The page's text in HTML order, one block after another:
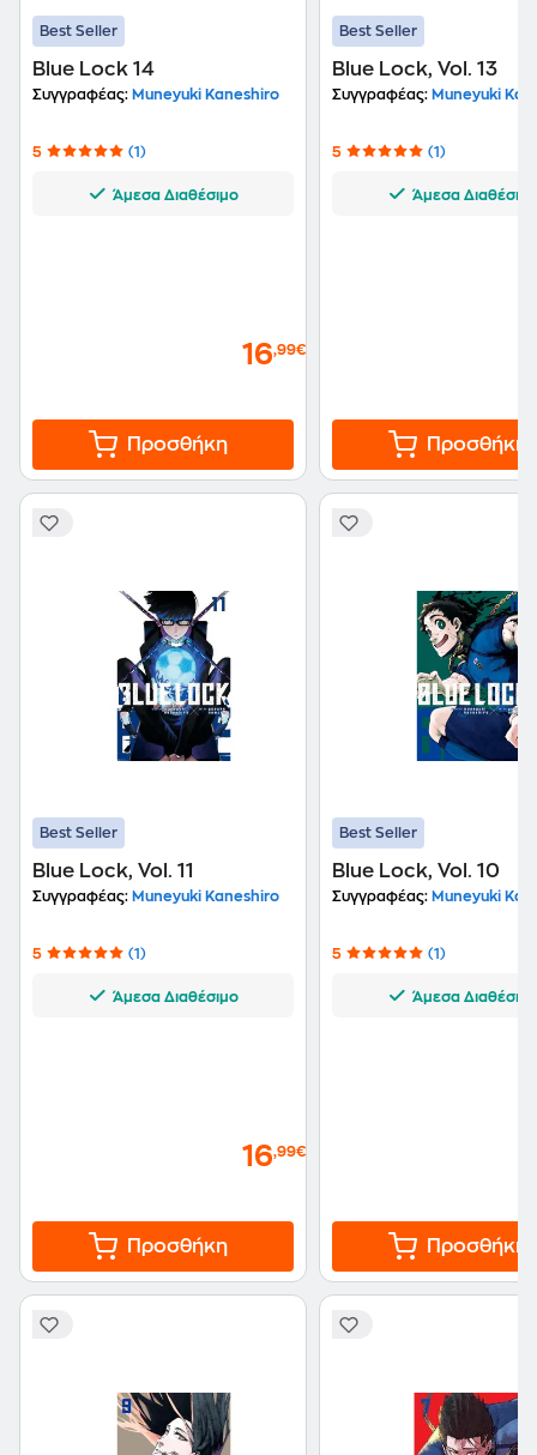
Best Seller
Blue Lock 14
Συγγραφέας: Muneyuki Kaneshiro
5 (1)
Άμεσα Διαθέσιμο
16,99€
Προσθήκη
Best Seller
Blue Lock, Vol. 13
Συγγραφέας: Muneyuki
5 (1)
Άμεσα Διαθέσιμο
Προσθήκη
Best Seller
Blue Lock, Vol. 11
Συγγραφέας: Muneyuki Kaneshiro
5 (1)
Άμεσα Διαθέσιμο
16,99€
Προσθήκη
Best Seller
Blue Lock, Vol. 10
Συγγραφέας: Muneyuki
5 (1)
Άμεσα Διαθέσιμο
Προσθήκη